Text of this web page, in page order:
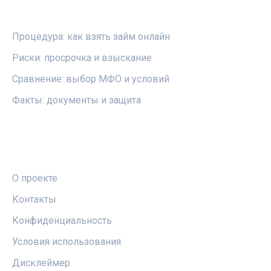
Процедура: как взять займ онлайн
Риски: просрочка и взыскание
Сравнение: выбор МФО и условий
Факты: документы и защита
О проекте
Контакты
Конфиденциальность
Условия использования
Дисклеймер